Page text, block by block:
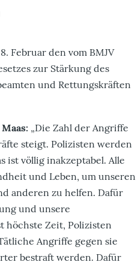
Februar den vom BMJV
zur Stärkung des
und Rettungskräften
„Die Zahl der Angriffe
steigt. Polizisten werden
ist völlig inakzeptabel. Alle
und Leben, um unseren
anderen zu helfen. Dafür
und unsere
höchste Zeit, Polizisten
Angriffe gegen sie
bestraft werden. Dafür